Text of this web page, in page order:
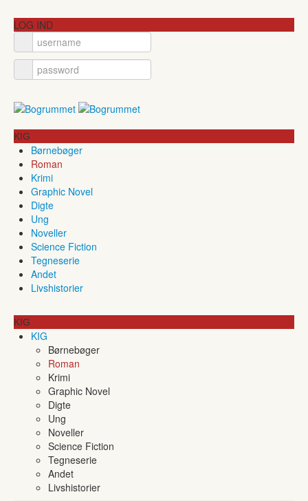
LOG IND
KIG
Børnebøger
Roman
Krimi
Graphic Novel
Digte
Ung
Noveller
Science Fiction
Tegneserie
Andet
Livshistorier
KIG
KIG
Børnebøger
Roman
Krimi
Graphic Novel
Digte
Ung
Noveller
Science Fiction
Tegneserie
Andet
Livshistorier